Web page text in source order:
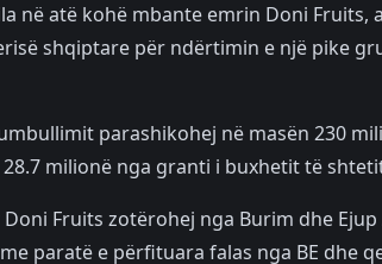
në atë kohë mbante emrin Doni
shqiptare për ndërtimin e një pike
parashikohej në masën 230
milionë nga granti i buxhetit të
Fruits zotërohej nga Burim dhe
paratë e përfituara falas nga BE dhe